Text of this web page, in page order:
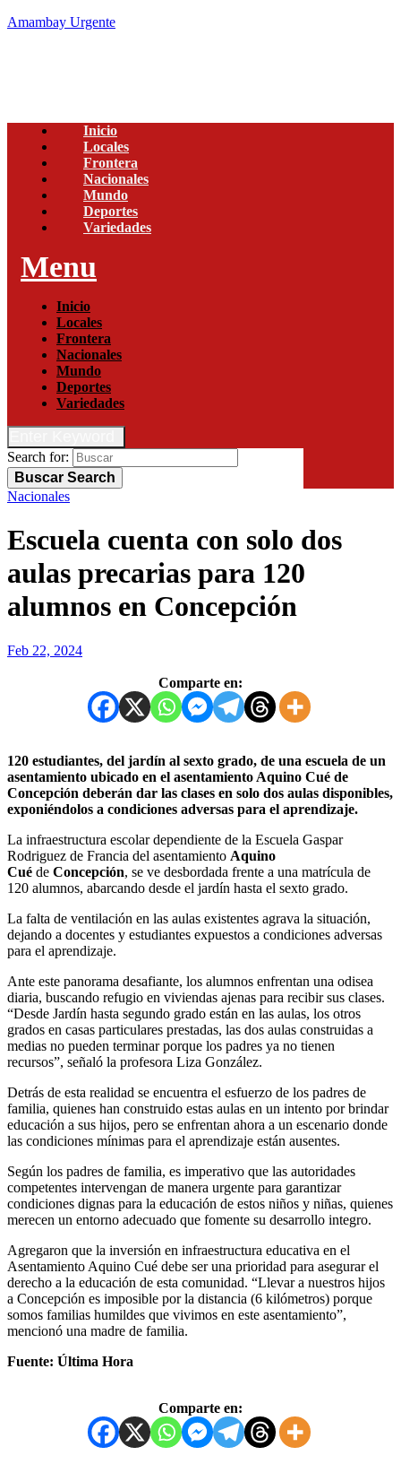
Amambay Urgente
Inicio
Locales
Frontera
Nacionales
Mundo
Deportes
Variedades
Menu
Inicio
Locales
Frontera
Nacionales
Mundo
Deportes
Variedades
Search for:
Buscar Search
Nacionales
Escuela cuenta con solo dos
aulas precarias para 120
alumnos en Concepción
Feb 22, 2024
Comparte en:
120 estudiantes, del jardín al sexto grado, de una escuela de un
asentamiento ubicado en el asentamiento Aquino Cué de
Concepción deberán dar las clases en solo dos aulas disponibles,
exponiéndolos a condiciones adversas para el aprendizaje.
La infraestructura escolar dependiente de la Escuela Gaspar
Rodriguez de Francia del asentamiento Aquino
Cué de Concepción, se ve desbordada frente a una matrícula de
120 alumnos, abarcando desde el jardín hasta el sexto grado.
La falta de ventilación en las aulas existentes agrava la situación,
dejando a docentes y estudiantes expuestos a condiciones adversas
para el aprendizaje.
Ante este panorama desafiante, los alumnos enfrentan una odisea
diaria, buscando refugio en viviendas ajenas para recibir sus clases.
“Desde Jardín hasta segundo grado están en las aulas, los otros
grados en casas particulares prestadas, las dos aulas construidas a
medias no pueden terminar porque los padres ya no tienen
recursos”, señaló la profesora Liza González.
Detrás de esta realidad se encuentra el esfuerzo de los padres de
familia, quienes han construido estas aulas en un intento por brindar
educación a sus hijos, pero se enfrentan ahora a un escenario donde
las condiciones mínimas para el aprendizaje están ausentes.
Según los padres de familia, es imperativo que las autoridades
competentes intervengan de manera urgente para garantizar
condiciones dignas para la educación de estos niños y niñas, quienes
merecen un entorno adecuado que fomente su desarrollo integro.
Agregaron que la inversión en infraestructura educativa en el
Asentamiento Aquino Cué debe ser una prioridad para asegurar el
derecho a la educación de esta comunidad. “Llevar a nuestros hijos
a Concepción es imposible por la distancia (6 kilómetros) porque
somos familias humildes que vivimos en este asentamiento”,
mencionó una madre de familia.
Fuente: Última Hora
Comparte en: